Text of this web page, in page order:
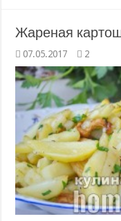
Жареная
07.05.2017 2